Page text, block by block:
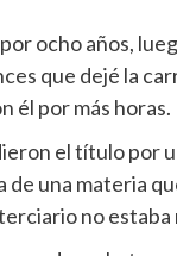
ocho años,
que dejé la
él por más horas.
el título por
una materia
no